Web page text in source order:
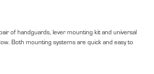
of handguards, lever mounting kit and universal
Both mounting systems are quick and easy to